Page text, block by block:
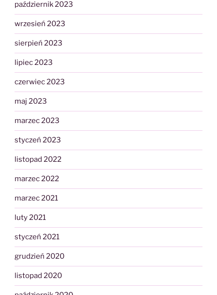
październik 2023
wrzesień 2023
sierpień 2023
lipiec 2023
czerwiec 2023
maj 2023
marzec 2023
styczeń 2023
listopad 2022
marzec 2022
marzec 2021
luty 2021
styczeń 2021
grudzień 2020
listopad 2020